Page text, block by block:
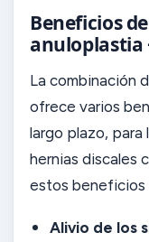
Beneficios
anuloplastia
La combinación
ofrece varios
largo plazo,
hernias discales
estos beneficios
Alivio de los